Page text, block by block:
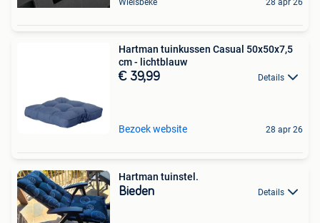
Hartman tuinkussen Casual 50x50x7,5
cm - lichtblauw
€ 39,99 Details
Bezoek website 28 apr 26
Hartman tuinstel.
Bieden Details